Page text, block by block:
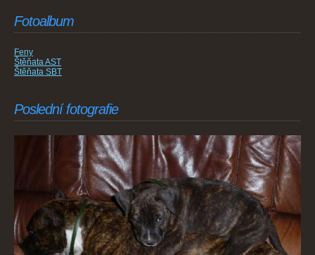
Fotoalbum
Feny
Štěňata AST
Štěňata SBT
Poslední fotografie